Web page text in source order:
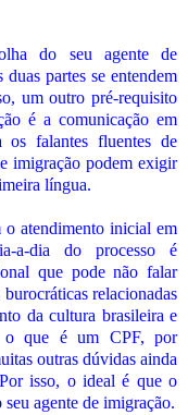
do seu agente de
partes se entendem
um outro pré-requisito
é a comunicação em
os falantes fluentes de
imigração podem exigir
língua.
o atendimento inicial em
a-dia do processo é
que pode não falar
relacionadas
da cultura brasileira e
o que é um CPF, por
outras dúvidas ainda
isso, o ideal é que o
agente de imigração.